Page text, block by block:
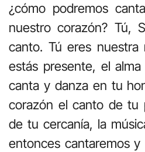
¿cómo podremos
nuestro corazón? Tú,
canto. Tú eres nuestra
estás presente, el
canta y danza en tu
corazón el canto de tu
de tu cercanía, la
entonces cantaremos y